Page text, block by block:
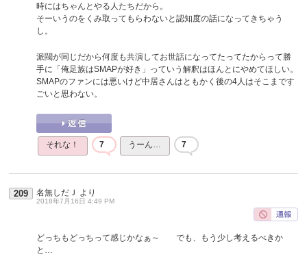
時にはちゃんとやる人たちだから。
そーいうのをくみ取ってもらわないと認知度の話になってきちゃう
し。
派閥が同じだから何度も共演してお世話になってたってたからって勝
手に「俺足族はSMAPが好き」っていう解釈はほんとにやめてほしい。
SMAPのファンには悪いけど中居さんはともかく後の4人はそこまです
ごいと思わない。
それな！ 7 うーん… 7
209 名無しだＪ より
2018年7月16日 4:49 PM
どっちもどっちって感じかなぁ～ でも、もう少し考えるべきか
と…